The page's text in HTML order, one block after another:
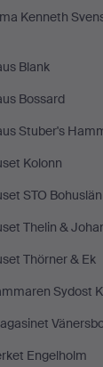
Kenneth
Blank
Bossard
Stuber's
Kolonn
STO Bohuslän
Thelin &
Thörner & Ek
Sydost
Engelholm